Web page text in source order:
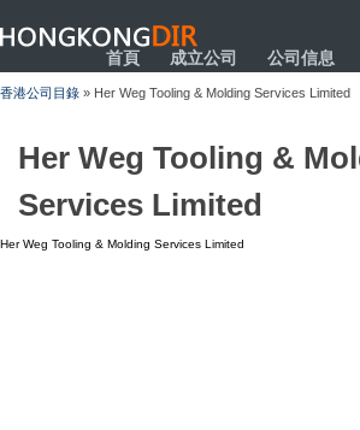
HONGKONGDIR
首頁 成立公司 公司信息
香港公司目錄 » Her Weg Tooling & Molding Services Limited
Her Weg Tooling &
Services Limited
Her Weg Tooling & Molding Services Limited